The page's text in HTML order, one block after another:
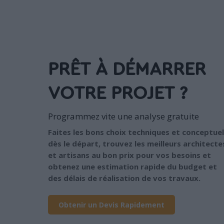
PRÊT À DÉMARRER
VOTRE PROJET ?
Programmez vite une analyse gratuite
Faites les bons choix techniques et
dès le départ, trouvez les meilleurs
et artisans au bon prix pour vos besoins et
obtenez une estimation rapide du budget et
des délais de réalisation de vos travaux.
Obtenir un Devis Rapidement